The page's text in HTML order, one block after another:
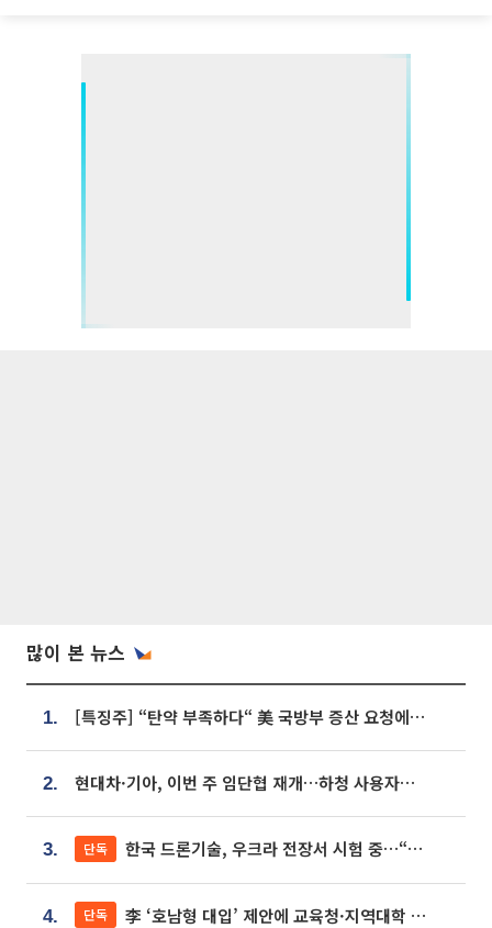
많이 본 뉴스
1. [특징주] “탄약 부족하다“ 美 국방부 증산 요청에⋯국내 방산주 급등세
2. 현대차·기아, 이번 주 임단협 재개…하청 사용자성 재심도 ‘변수’
3. 단독 한국 드론기술, 우크라 전장서 시험 중…“스타트업 여러 곳 참여”
4. 단독 李 ‘호남형 대입’ 제안에 교육청·지역대학 서·논술형 입시 연계 '착수'